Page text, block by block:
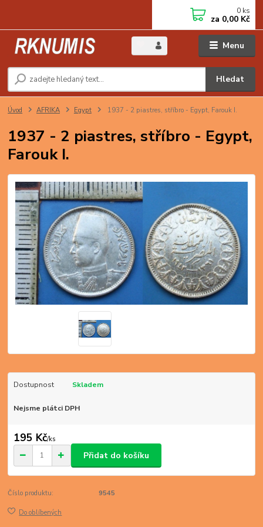
Menu
Hledat
0 ks
za 0,00 Kč
Úvod AFRIKA Egypt 1937 - 2 piastres, stříbro - Egypt, Farouk I.
1937 - 2 piastres, stříbro - Egypt,
Farouk I.
Dostupnost Skladem
Nejsme plátci DPH
195 Kč/ks
Přidat do košíku
Číslo produktu: 9545
Do oblíbených